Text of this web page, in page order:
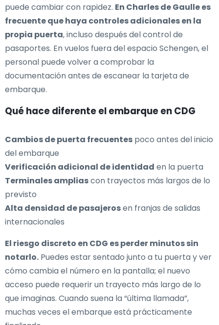
puede cambiar con rapidez. En Charles de Gaulle es
frecuente que haya controles adicionales en la
propia puerta, incluso después del control de
pasaportes. En vuelos fuera del espacio Schengen, el
personal puede volver a comprobar la
documentación antes de escanear la tarjeta de
embarque.
Qué hace diferente el embarque en CDG
Cambios de puerta frecuentes poco antes del inicio
del embarque
Verificación adicional de identidad en la puerta
Terminales ampliascon trayectos más largos de lo
previsto
Alta densidad de pasajerosen franjas de salidas
internacionales
El riesgo discreto en CDG es perder minutos sin
notarlo. Puedes estar sentado junto a tu puerta y ver
cómo cambia el número en la pantalla; el nuevo
acceso puede requerir un trayecto más largo de lo
que imaginas. Cuando suena la “última llamada”,
muchas veces el embarque está prácticamente